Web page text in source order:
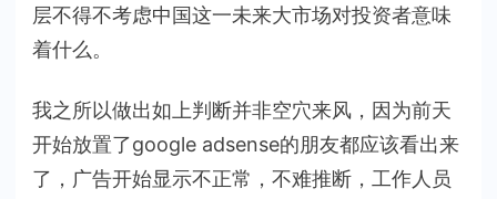
重
要？
层不得不考虑中国这一未来大市场对投资者意味
着什么。
我之所以做出如上判断并非空穴来风，因为前天
开始放置了google adsense的朋友都应该看出来
了，广告开始显示不正常，不难推断，工作人员